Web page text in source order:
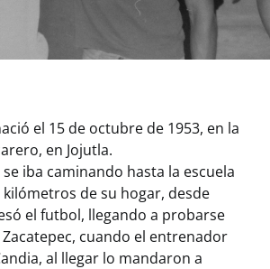
el 15 de octubre de 1953, en la
en Jojutla.
iba caminando hasta la escuela
de su hogar, desde
el futbol, llegando a probarse
cuando el entrenador
al llegar lo mandaron a